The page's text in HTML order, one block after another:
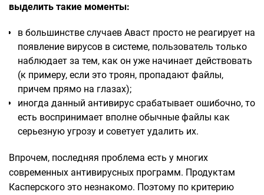
выделить такие моменты:
в большинстве случаев Аваст просто не реагирует на
появление вирусов в системе, пользователь только
наблюдает за тем, как он уже начинает действовать
(к примеру, если это троян, пропадают файлы,
причем прямо на глазах);
иногда данный антивирус срабатывает ошибочно, то
есть воспринимает вполне обычные файлы как
серьезную угрозу и советует удалить их.
Впрочем, последняя проблема есть у многих
современных антивирусных программ. Продуктам
Касперского это незнакомо. Поэтому по критерию